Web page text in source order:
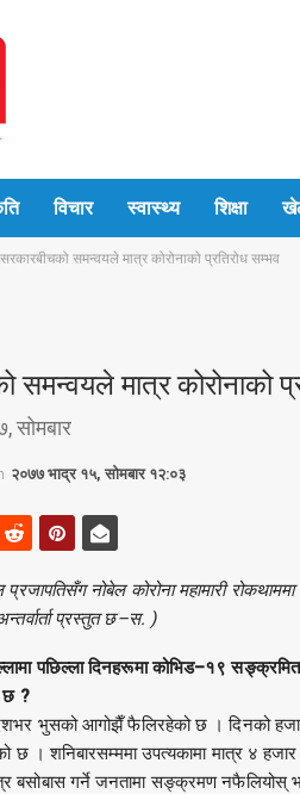
विचार स्वास्थ्य शिक्षा
समन्वयले मात्र कोरोनाको प्रतिरोध सम्भव
समन्वयले मात्र कोरोनाको
सोमबार
२०७७ भाद्र १५, सोमबार १२:०३
नोबेल कोरोना महामारी
प्रस्तुत छ–स. )
पछिल्ला दिनहरूमा कोभिड–१९
छ ?
भुसको आगोझैँ फैलिरहेको छ । दिनको
छ । शनिबारसम्ममा उपत्यकामा मात्र ४
बसोबास गर्ने जनतामा सङ्क्रमण नफैलियोस्